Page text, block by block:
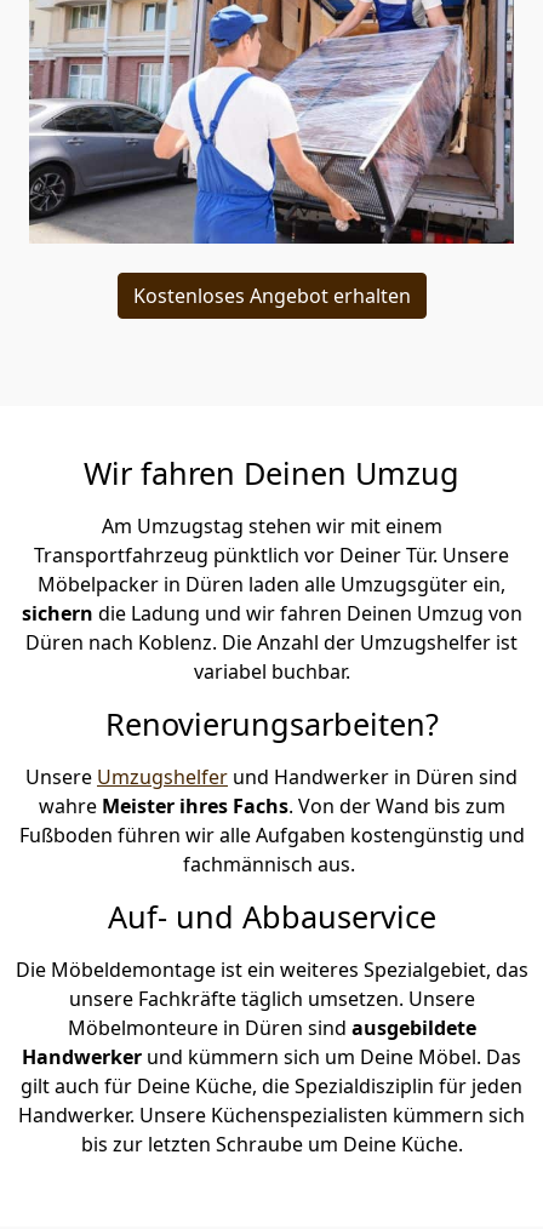
Kostenloses Angebot erhalten
Wir fahren Deinen Umzug
Am Umzugstag stehen wir mit einem
Transportfahrzeug pünktlich vor Deiner Tür. Unsere
Möbelpacker in Düren laden alle Umzugsgüter ein,
sichern die Ladung und wir fahren Deinen Umzug von
Düren nach Koblenz. Die Anzahl der Umzugshelfer ist
variabel buchbar.
Renovierungsarbeiten?
Unsere Umzugshelfer und Handwerker in Düren sind
wahre Meister ihres Fachs. Von der Wand bis zum
Fußboden führen wir alle Aufgaben kostengünstig und
fachmännisch aus.
Auf- und Abbauservice
Die Möbeldemontage ist ein weiteres Spezialgebiet, das
unsere Fachkräfte täglich umsetzen. Unsere
Möbelmonteure in Düren sind ausgebildete
Handwerker und kümmern sich um Deine Möbel. Das
gilt auch für Deine Küche, die Spezialdisziplin für jeden
Handwerker. Unsere Küchenspezialisten kümmern sich
bis zur letzten Schraube um Deine Küche.